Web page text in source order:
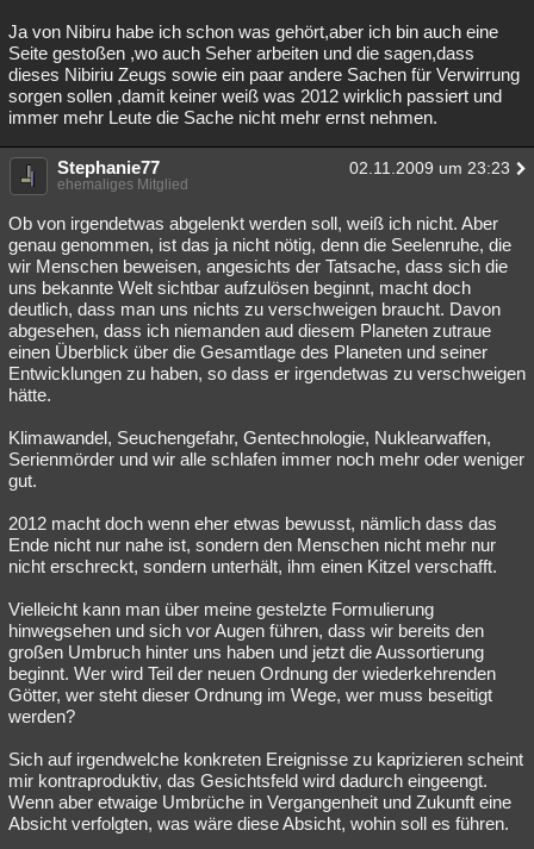
Ja von Nibiru habe ich schon was gehört,aber ich bin auch eine
Seite gestoßen ,wo auch Seher arbeiten und die sagen,dass
dieses Nibiriu Zeugs sowie ein paar andere Sachen für Verwirrung
sorgen sollen ,damit keiner weiß was 2012 wirklich passiert und
immer mehr Leute die Sache nicht mehr ernst nehmen.
Stephanie77 02.11.2009 um 23:23
ehemaliges Mitglied
Ob von irgendetwas abgelenkt werden soll, weiß ich nicht. Aber
genau genommen, ist das ja nicht nötig, denn die Seelenruhe, die
wir Menschen beweisen, angesichts der Tatsache, dass sich die
uns bekannte Welt sichtbar aufzulösen beginnt, macht doch
deutlich, dass man uns nichts zu verschweigen braucht. Davon
abgesehen, dass ich niemanden aud diesem Planeten zutraue
einen Überblick über die Gesamtlage des Planeten und seiner
Entwicklungen zu haben, so dass er irgendetwas zu verschweigen
hätte.
Klimawandel, Seuchengefahr, Gentechnologie, Nuklearwaffen,
Serienmörder und wir alle schlafen immer noch mehr oder weniger
gut.
2012 macht doch wenn eher etwas bewusst, nämlich dass das
Ende nicht nur nahe ist, sondern den Menschen nicht mehr nur
nicht erschreckt, sondern unterhält, ihm einen Kitzel verschafft.
Vielleicht kann man über meine gestelzte Formulierung
hinwegsehen und sich vor Augen führen, dass wir bereits den
großen Umbruch hinter uns haben und jetzt die Aussortierung
beginnt. Wer wird Teil der neuen Ordnung der wiederkehrenden
Götter, wer steht dieser Ordnung im Wege, wer muss beseitigt
werden?
Sich auf irgendwelche konkreten Ereignisse zu kaprizieren scheint
mir kontraproduktiv, das Gesichtsfeld wird dadurch eingeengt.
Wenn aber etwaige Umbrüche in Vergangenheit und Zukunft eine
Absicht verfolgten, was wäre diese Absicht, wohin soll es führen.